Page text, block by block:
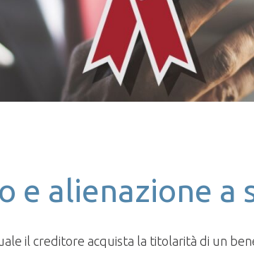
e alienazione a
il creditore acquista la titolarità di un